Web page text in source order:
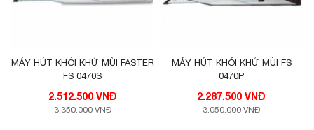
MÁY HÚT KHÓI KHỬ MÙI FASTER
FS 0470S
2.512.500 VNĐ
3.350.000 VNĐ
MÁY HÚT KHÓI KHỬ MÙI FS
0470P
2.287.500 VNĐ
3.050.000 VNĐ